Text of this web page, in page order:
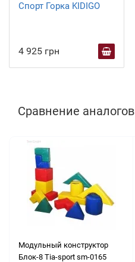
Спорт Горка KIDIGO
4 925 грн
Сравнение аналогов
Модульный конструктор
Блок-8 Тia-sport sm-0165